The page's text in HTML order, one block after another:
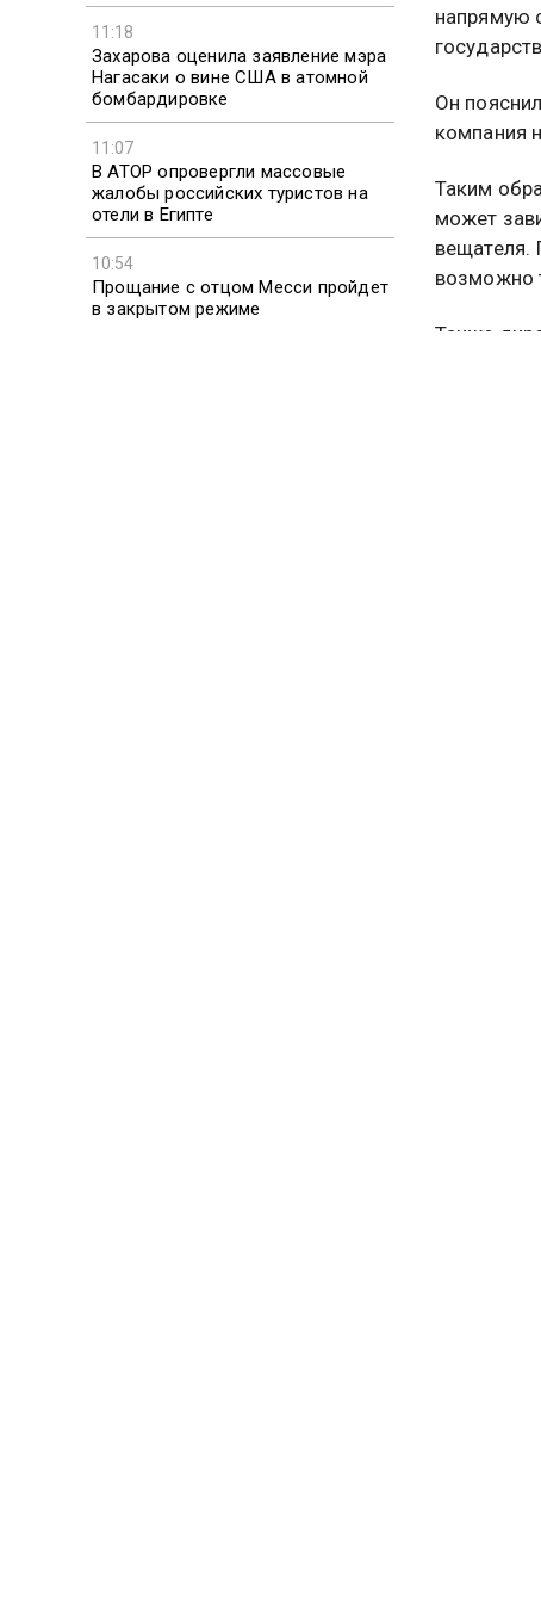
11:18
Захарова оценила заявление мэра
Нагасаки о вине США в атомной
бомбардировке
11:07
В АТОР опровергли массовые
жалобы российских туристов на
отели в Египте
10:54
Прощание с отцом Месси пройдет
в закрытом режиме
напрямую
Он
компания
Таким
может
вещателя.
возможно
Также